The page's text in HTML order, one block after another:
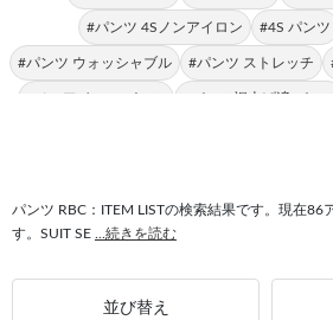
#パンツ 4Sノンアイロン #4S パンツ
#パンツ ウォッシャブル #パンツ ストレッチ
#ノンアイロン パンツ #パンツ裾上げ済 パンツ
#セットアップ対応
パンツ RBC：ITEM LISTの検索結果です。現在86
す。SUIT SE
...続きを読む
並び替え